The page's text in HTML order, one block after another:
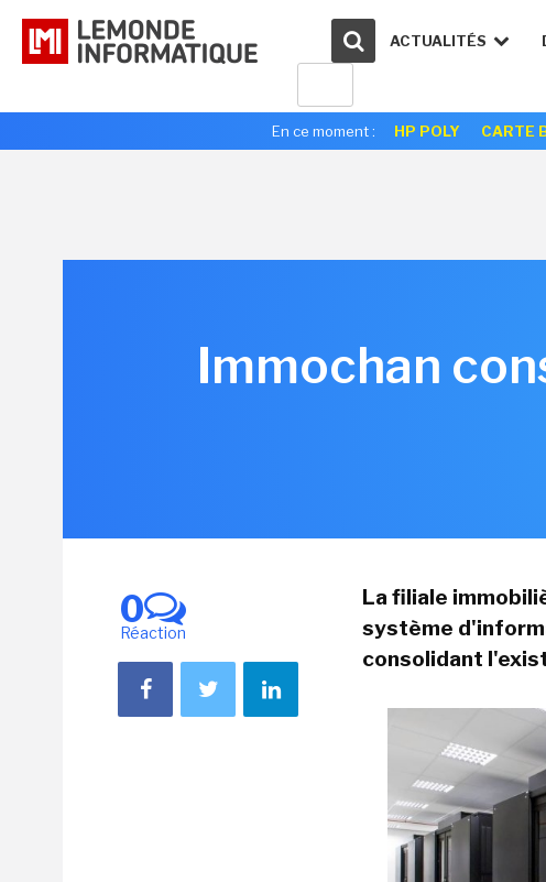
ACTUALITÉS
En ce moment : HP POLY CARTE
Immochan
0
Réaction
La filiale
système
consolidant